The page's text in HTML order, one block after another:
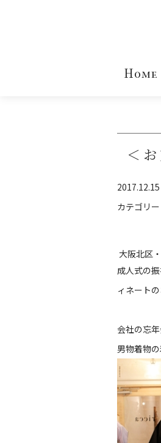
Home
＜
2017.12.15
カテゴリー
大阪北区
成人式の
ィネート
会社の忘年
男物着物